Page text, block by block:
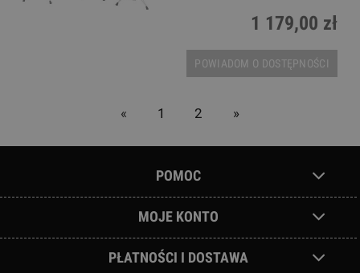
1 179,00 zł
POWIADOM O DOSTĘPNOŚCI
« 1 2 »
POMOC
MOJE KONTO
PŁATNOŚCI I DOSTAWA